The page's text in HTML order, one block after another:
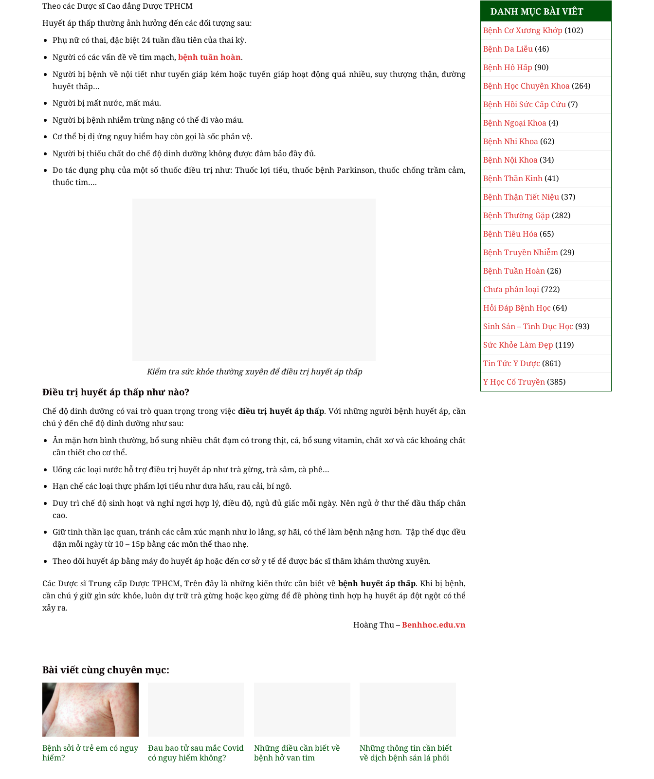
Theo các Dược sĩ Cao đẳng Dược TPHCM
Huyết áp thấp thường ảnh hưởng đến các đối tượng sau:
Phụ nữ có thai, đặc biệt 24 tuần đầu tiên của thai kỳ.
Người có các vấn đề về tim mạch, bệnh tuần hoàn.
Người bị bệnh về nội tiết như tuyến giáp kém hoặc tuyến giáp hoạt động quá nhiều, suy thượng thận, đường
huyết thấp…
Người bị mất nước, mất máu.
Người bị bệnh nhiễm trùng nặng có thể đi vào máu.
Cơ thể bị dị ứng nguy hiểm hay còn gọi là sốc phản vệ.
Người bị thiếu chất do chế độ dinh dưỡng không được đảm bảo đầy đủ.
Do tác dụng phụ của một số thuốc điều trị như: Thuốc lợi tiểu, thuốc bệnh Parkinson, thuốc chống trầm cảm,
thuốc tim….
Kiểm tra sức khỏe thường xuyên để điều trị huyết áp thấp
Điều trị huyết áp thấp như nào?
Chế độ dinh dưỡng có vai trò quan trọng trong việc điều trị huyết áp thấp. Với những người bệnh huyết áp, cần
chú ý đến chế độ dinh dưỡng như sau:
Ăn mặn hơn bình thường, bổ sung nhiều chất đạm có trong thịt, cá, bổ sung vitamin, chất xơ và các khoáng chất
cần thiết cho cơ thể.
Uống các loại nước hỗ trợ điều trị huyết áp như trà gừng, trà sâm, cà phê…
Hạn chế các loại thực phẩm lợi tiểu như dưa hấu, rau cải, bí ngô.
Duy trì chế độ sinh hoạt và nghỉ ngơi hợp lý, điều độ, ngủ đủ giấc mỗi ngày. Nên ngủ ở thư thế đầu thấp chân
cao.
Giữ tinh thần lạc quan, tránh các cảm xúc mạnh như lo lắng, sợ hãi, có thể làm bệnh nặng hơn. Tập thể dục đều
đặn mỗi ngày từ 10 – 15p bằng các môn thể thao nhẹ.
Theo dõi huyết áp bằng máy đo huyết áp hoặc đến cơ sở y tế để được bác sĩ thăm khám thường xuyên.
Các Dược sĩ Trung cấp Dược TPHCM, Trên đây là những kiến thức cần biết vềbệnh huyết áp thấp. Khi bị bệnh,
cần chú ý giữ gìn sức khỏe, luôn dự trữ trà gừng hoặc kẹo gừng để đề phòng tình hợp hạ huyết áp đột ngột có thể
xảy ra.
Hoàng Thu –Benhhoc.edu.vn
Bài viết cùng chuyên mục:
Bệnh sởi ở trẻ em có nguy
hiểm?
Đau bao tử sau mắc Covid
có nguy hiểm không?
Những điều cần biết về
bệnh hở van tim
Những thông tin cần biết
về dịch bệnh sán lá phổi
DANH MỤC BÀI VIÊT
Bệnh Cơ Xương Khớp (102)
Bệnh Da Liễu (46)
Bệnh Hô Hấp (90)
Bệnh Học Chuyên Khoa (264)
Bệnh Hồi Sức Cấp Cứu (7)
Bệnh Ngoại Khoa (4)
Bệnh Nhi Khoa (62)
Bệnh Nội Khoa (34)
Bệnh Thần Kinh (41)
Bệnh Thận Tiết Niệu (37)
Bệnh Thường Gặp (282)
Bệnh Tiêu Hóa (65)
Bệnh Truyền Nhiễm (29)
Bệnh Tuần Hoàn (26)
Chưa phân loại (722)
Hỏi Đáp Bệnh Học (64)
Sinh Sản – Tình Dục Học (93)
Sức Khỏe Làm Đẹp (119)
Tin Tức Y Dược (861)
Y Học Cổ Truyền (385)